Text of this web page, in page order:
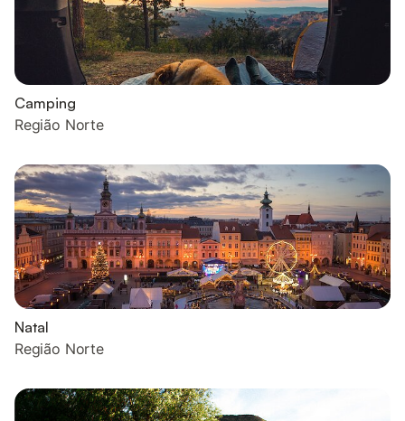
Camping
Região Norte
Natal
Região Norte